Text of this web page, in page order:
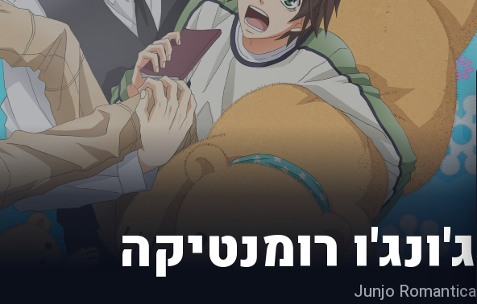
ג'ונג'ו רומנטיקה
Junjo Romantica